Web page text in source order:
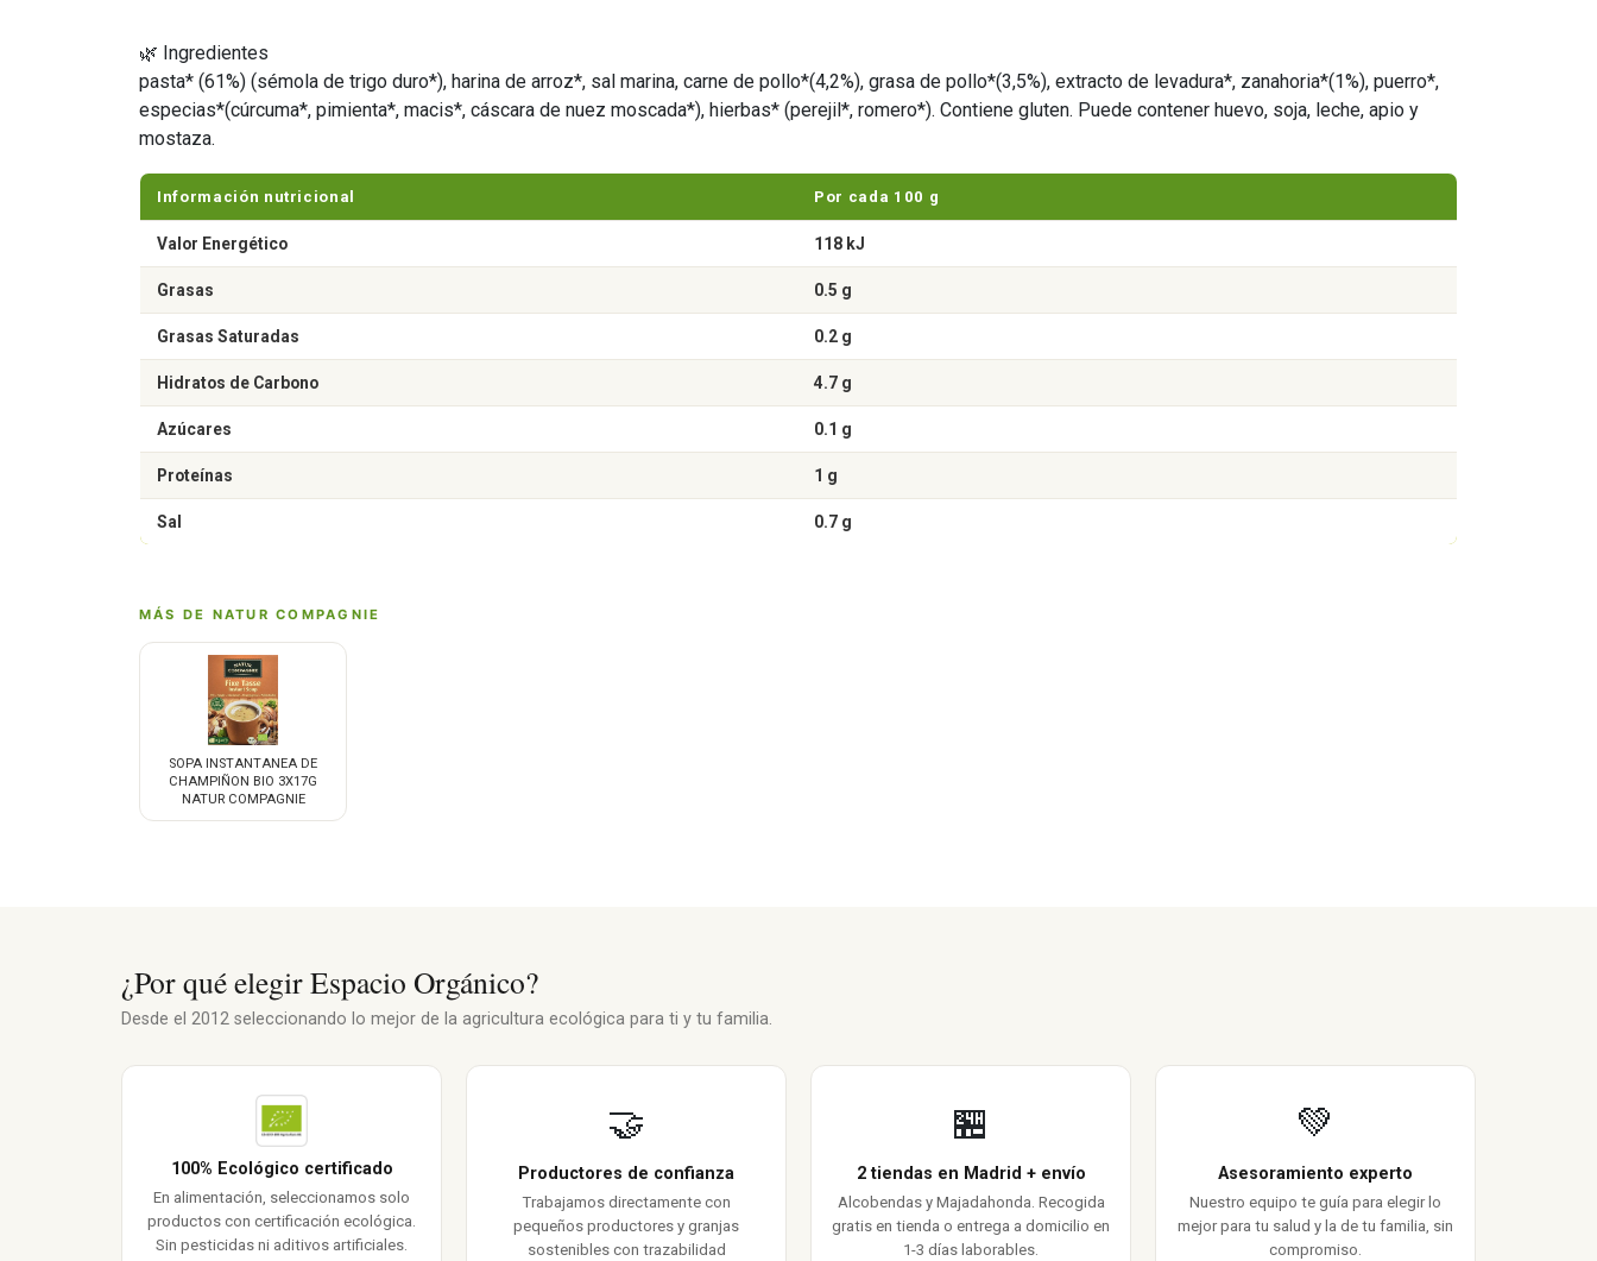
🌿 Ingredientes
pasta* (61%) (sémola de trigo duro*), harina de arroz*, sal marina, carne de pollo*(4,2%), grasa de pollo*(3,5%), extracto de levadura*, zanahoria*(1%), puerro*,
especias*(cúrcuma*, pimienta*, macis*, cáscara de nuez moscada*), hierbas* (perejil*, romero*). Contiene gluten. Puede contener huevo, soja, leche, apio y
mostaza.
Información nutricional Por cada 100 g
Valor Energético 118 kJ
Grasas 0.5 g
Grasas Saturadas 0.2 g
Hidratos de Carbono 4.7 g
Azúcares 0.1 g
Proteínas 1 g
Sal 0.7 g
MÁS DE NATUR COMPAGNIE
SOPA INSTANTANEA DE
CHAMPIÑON BIO 3X17G
NATUR COMPAGNIE
¿Por qué elegir Espacio Orgánico?
Desde el 2012 seleccionando lo mejor de la agricultura ecológica para ti y tu familia.
100% Ecológico certificado
En alimentación, seleccionamos solo
productos con certificación ecológica.
Sin pesticidas ni aditivos artificiales.
🤝
Productores de confianza
Trabajamos directamente con
pequeños productores y granjas
sostenibles con trazabilidad
🏪
2 tiendas en Madrid + envío
Alcobendas y Majadahonda. Recogida
gratis en tienda o entrega a domicilio en
1-3 días laborables.
💚
Asesoramiento experto
Nuestro equipo te guía para elegir lo
mejor para tu salud y la de tu familia, sin
compromiso.